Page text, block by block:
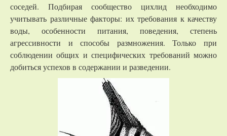
соседей. Подбирая сообщество цихлид необходимо
учитывать различные факторы: их требования к качеству
воды, особенности питания, поведения, степень
агрессивности и способы размножения. Только при
соблюдении общих и специфических требований можно
добиться успехов в содержании и разведении.